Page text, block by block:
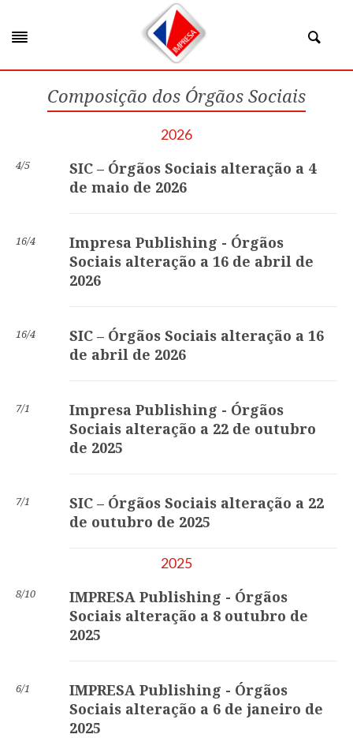
Composição dos Órgãos Sociais
2026
4/5
SIC – Órgãos Sociais alteração a 4
de maio de 2026
16/4
Impresa Publishing - Órgãos
Sociais alteração a 16 de abril de
2026
16/4
SIC – Órgãos Sociais alteração a 16
de abril de 2026
7/1
Impresa Publishing - Órgãos
Sociais alteração a 22 de outubro
de 2025
7/1
SIC – Órgãos Sociais alteração a 22
de outubro de 2025
2025
8/10
IMPRESA Publishing - Órgãos
Sociais alteração a 8 outubro de
2025
6/1
IMPRESA Publishing - Órgãos
Sociais alteração a 6 de janeiro de
2025